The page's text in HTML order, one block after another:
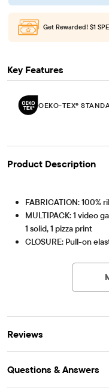
Get Rewarded! $1
Key Features
OEKO-TEX®
Product Description
FABRICATION:
MULTIPACK: 1 video
1 solid, 1 pizza print
CLOSURE: Pull-on
OEKO-TEXÂ®
OEKO-TEXÂ®
HOHENSTEIN
This product
substances
tex.com/
Reviews
Questions & Answers